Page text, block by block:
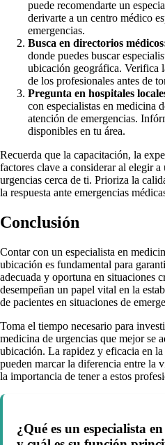
puede recomendarte un
derivarte a un centro médico
emergencias.
Busca en directorios
donde puedes buscar
ubicación geográfica. Verifica
de los profesionales antes de
Pregunta en hospitales
con especialistas en medicina
atención de emergencias.
disponibles en tu área.
Recuerda que la capacitación, la
factores clave a considerar al elegir
urgencias cerca de ti. Prioriza la
la respuesta ante emergencias
Conclusión
Contar con un especialista en
ubicación es fundamental para
adecuada y oportuna en situaciones
desempeñan un papel vital en la
de pacientes en situaciones de
Toma el tiempo necesario para
medicina de urgencias que mejor se
ubicación. La rapidez y eficacia en
pueden marcar la diferencia entre la
la importancia de tener a estos
¿Qué es un especialista